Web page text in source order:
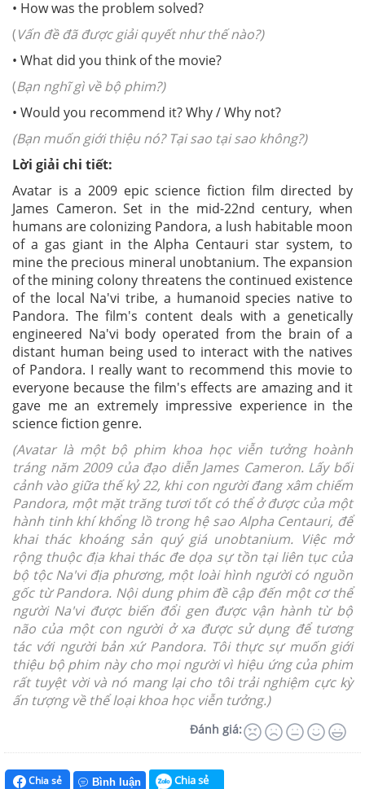
• How was the problem solved?
(Vấn đề đã được giải quyết như thế nào?)
• What did you think of the movie?
(Bạn nghĩ gì về bộ phim?)
• Would you recommend it? Why / Why not?
(Bạn muốn giới thiệu nó? Tại sao tại sao không?)
Lời giải chi tiết:
Avatar is a 2009 epic science fiction film directed by
James Cameron. Set in the mid-22nd century, when
humans are colonizing Pandora, a lush habitable moon
of a gas giant in the Alpha Centauri star system, to
mine the precious mineral unobtanium. The expansion
of the mining colony threatens the continued existence
of the local Na'vi tribe, a humanoid species native to
Pandora. The film's content deals with a genetically
engineered Na'vi body operated from the brain of a
distant human being used to interact with the natives
of Pandora. I really want to recommend this movie to
everyone because the film's effects are amazing and it
gave me an extremely impressive experience in the
science fiction genre.
(Avatar là một bộ phim khoa học viễn tưởng hoành
tráng năm 2009 của đạo diễn James Cameron. Lấy bối
cảnh vào giữa thế kỷ 22, khi con người đang xâm chiếm
Pandora, một mặt trăng tươi tốt có thể ở được của một
hành tinh khí khổng lồ trong hệ sao Alpha Centauri, để
khai thác khoáng sản quý giá unobtanium. Việc mở
rộng thuộc địa khai thác đe dọa sự tồn tại liên tục của
bộ tộc Na'vi địa phương, một loài hình người có nguồn
gốc từ Pandora. Nội dung phim đề cập đến một cơ thể
người Na'vi được biến đổi gen được vận hành từ bộ
não của một con người ở xa được sử dụng để tương
tác với người bản xứ Pandora. Tôi thực sự muốn giới
thiệu bộ phim này cho mọi người vì hiệu ứng của phim
rất tuyệt vời và nó mang lại cho tôi trải nghiệm cực kỳ
ấn tượng về thể loại khoa học viễn tưởng.)
Đánh giá:
Chia sẻ Bình luận Chia sẻ